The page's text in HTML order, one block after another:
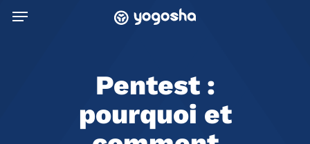
SkipMenu
Pentest :
pourquoi et